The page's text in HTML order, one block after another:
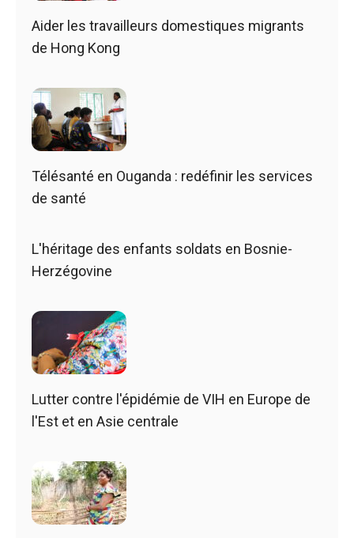
Aider les travailleurs domestiques migrants
de Hong Kong
Télésanté en Ouganda : redéfinir les services
de santé
L'héritage des enfants soldats en Bosnie-
Herzégovine
Lutter contre l'épidémie de VIH en Europe de
l'Est et en Asie centrale